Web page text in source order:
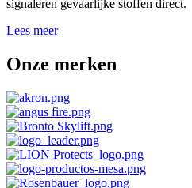
signaleren gevaarlijke stoffen direct.
Lees meer
Onze merken